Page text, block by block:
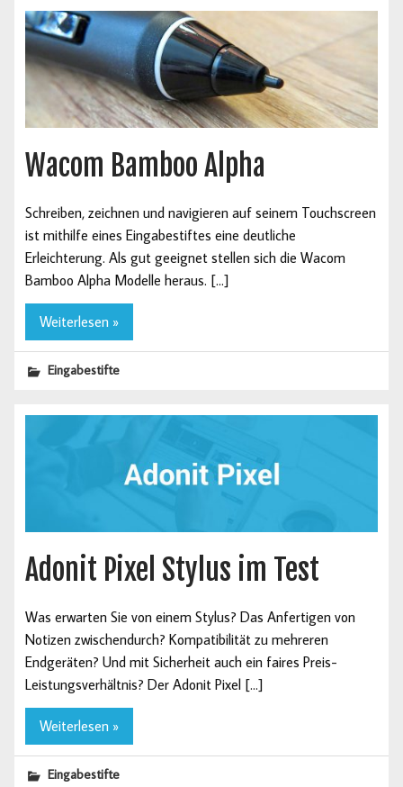
Wacom Bamboo Alpha
Schreiben, zeichnen und navigieren auf seinem Touchscreen
ist mithilfe eines Eingabestiftes eine deutliche
Erleichterung. Als gut geeignet stellen sich die Wacom
Bamboo Alpha Modelle heraus. […]
Weiterlesen »
Eingabestifte
Adonit Pixel Stylus im Test
Was erwarten Sie von einem Stylus? Das Anfertigen von
Notizen zwischendurch? Kompatibilität zu mehreren
Endgeräten? Und mit Sicherheit auch ein faires Preis-
Leistungsverhältnis? Der Adonit Pixel […]
Weiterlesen »
Eingabestifte